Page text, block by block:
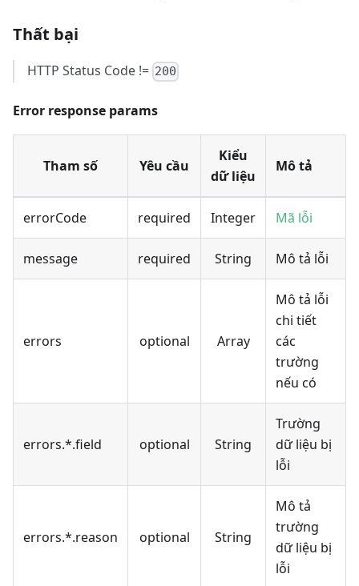
Thất bại
HTTP Status Code != 200
Error response params
Tham số Yêu cầu
Kiểu
dữ liệu
Mô tả
errorCode required Integer Mã lỗi
message required String Mô tả lỗi
errors optional Array
Mô tả lỗi
chi tiết
các
trường
nếu có
errors.*.field optional String
Trường
dữ liệu bị
lỗi
errors.*.reason optional String
Mô tả
trường
dữ liệu bị
lỗi